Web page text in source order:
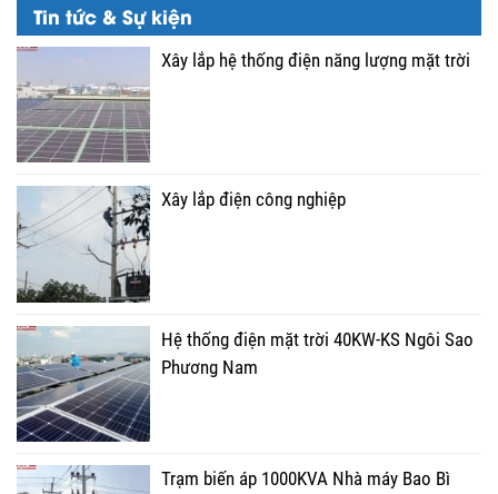
Tin tức & Sự kiện
Xây lắp hệ thống điện năng lượng mặt trời
Xây lắp điện công nghiệp
Hệ thống điện mặt trời 40KW-KS Ngôi Sao
Phương Nam
Trạm biến áp 1000KVA Nhà máy Bao Bì